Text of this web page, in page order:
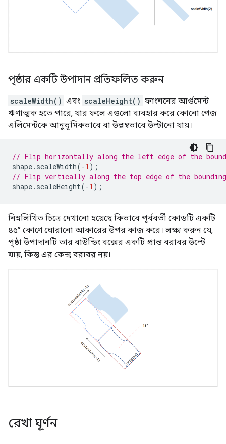
পৃষ্ঠার একটি উপাদান প্রতিফলিত করুন
scaleWidth() এবং scaleHeight() ফাংশনের আর্গুমেন্ট
ঋণাত্মক হতে পারে, যার ফলে এগুলো ব্যবহার করে কোনো পেজ
এলিমেন্টকে আনুভূমিকভাবে বা উল্লম্বভাবে উল্টানো যায়।
// Flip horizontally along the left edge of the
shape. scaleWidth(-1 );
// Flip vertically along the top edge of the
shape. scaleHeight(-1 );
নিম্নলিখিত চিত্রে দেখানো হয়েছে কিভাবে পূর্ববর্তী কোডটি একটি
৪৫° কোণে ঘোরানো আকারের উপর কাজ করে। লক্ষ্য করুন যে,
পৃষ্ঠা উপাদানটি তার বাউন্ডিং বক্সের একটি প্রান্ত বরাবর উল্টে
যায়, কিন্তু এর কেন্দ্র বরাবর নয়।
রেখা ঘূর্ণন